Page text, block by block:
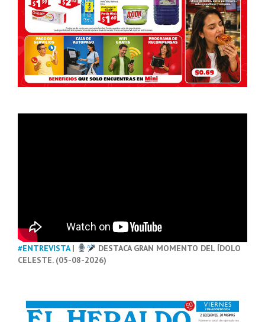
#ENTREVISTA|
DESTACA GRAN MOMENTO DEL ÍDOLO
CELESTE. (05-08-2026)